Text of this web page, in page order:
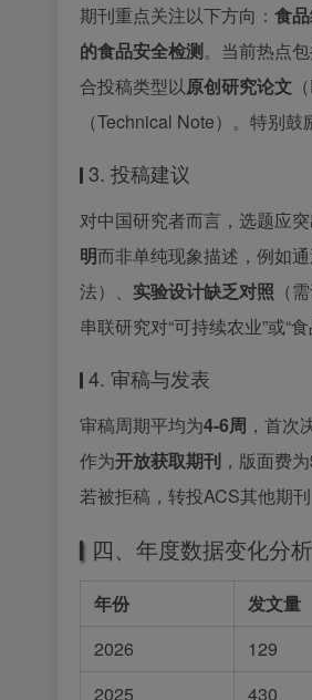
期刊重点关注以下方向： 食
的食品安全检测。当前热点
合投稿类型以原创研究论文
（Technical Note）。特别
3. 投稿建议
对中国研究者而言，选题应
明而非单纯现象描述，例如
法）、 实验设计缺乏对照 （
串联研究对“可持续农业”或“
4. 审稿与发表
审稿周期平均为4-6周 ，首
作为开放获取期刊 ，版面费为
若被拒稿，转投ACS其他期
四、年度数据变化分析
年份 发文量
2026
129
2025
430